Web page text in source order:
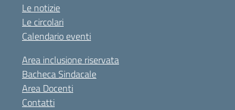
Le notizie
Le circolari
Calendario eventi
Area inclusione riservata
Bacheca Sindacale
Area Docenti
Contatti